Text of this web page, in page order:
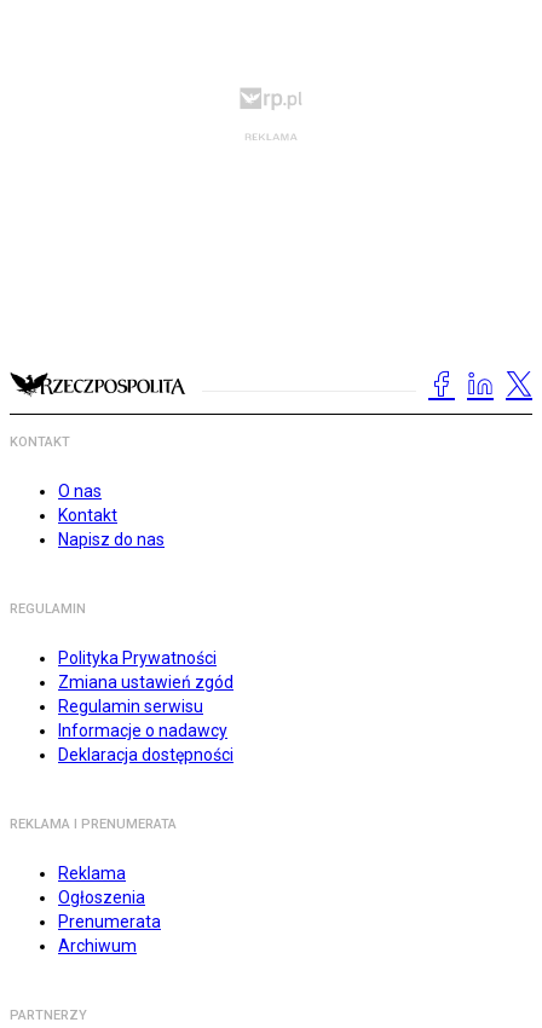
KONTAKT
O nas
Kontakt
Napisz do nas
REGULAMIN
Polityka Prywatności
Zmiana ustawień zgód
Regulamin serwisu
Informacje o nadawcy
Deklaracja dostępności
REKLAMA I PRENUMERATA
Reklama
Ogłoszenia
Prenumerata
Archiwum
PARTNERZY